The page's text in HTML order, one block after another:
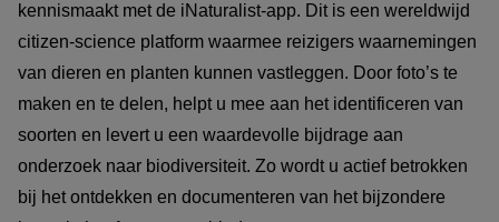
kennismaakt met de iNaturalist-app. Dit is een wereldwijd
citizen-science platform waarmee reizigers waarnemingen
van dieren en planten kunnen vastleggen. Door foto’s te
maken en te delen, helpt u mee aan het identificeren van
soorten en levert u een waardevolle bijdrage aan
onderzoek naar biodiversiteit. Zo wordt u actief betrokken
bij het ontdekken en documenteren van het bijzondere